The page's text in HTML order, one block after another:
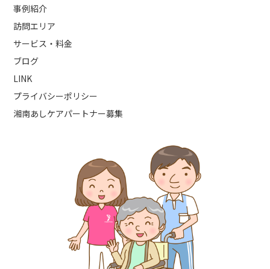
事例紹介
訪問エリア
サービス・料金
ブログ
LINK
プライバシーポリシー
湘南あしケアパートナー募集